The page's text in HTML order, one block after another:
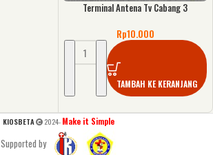
Terminal Antena Tv Cabang 3
Rp10.000
TAMBAH KE KERANJANG
KIOSBETA 2024- Make it Simple
Supported by